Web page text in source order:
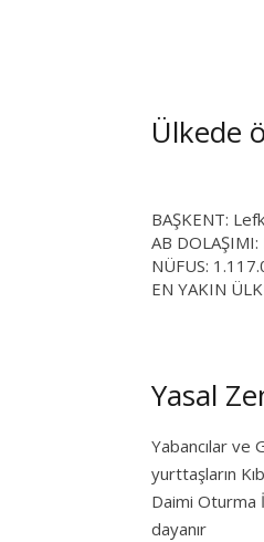
Ülkede
BAŞKENT:
AB
NÜFUS:
EN YAKIN
Yasal
Yabancılar ve
yurttaşların
Daimi Oturma
dayanır